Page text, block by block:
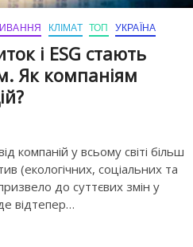
КЛІМАТ ТОП УКРАЇНА
і ESG стають
Як компаніям
компаній у всьому світі більш
(екологічних, соціальних та
до суттєвих змін у
відтепер…